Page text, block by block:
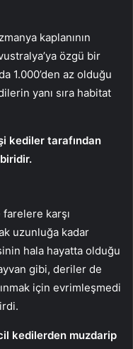
kaplanının
özgü bir
1.000’den az olduğu
yanı sıra habitat
kediler tarafından
karşı
uzunluğa kadar
hala hayatta olduğu
gibi, deriler de
için evrimleşmedi
kedilerden muzdarip